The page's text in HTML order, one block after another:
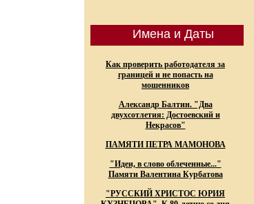
Имена и Даты
Как проверить работодателя за
границей и не попасть на
мошенников
Александр Балтин. "Два
двухсотлетия: Достоевский и
Некрасов"
ПАМЯТИ ПЕТРА МАМОНОВА
"Идеи, в слово облеченные..."
Памяти Валентина Курбатова
"РУССКИЙ ХРИСТОС ЮРИЯ